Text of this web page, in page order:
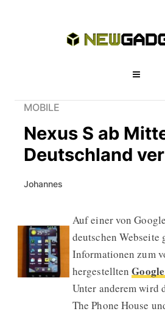
MOBILE
Nexus S ab
Deutschland
Johannes
Nexus S ab Mitte
Auf einer von
deutschen Webseite
Informationen zum
hergestellten
Unter anderem wird
The Phone House